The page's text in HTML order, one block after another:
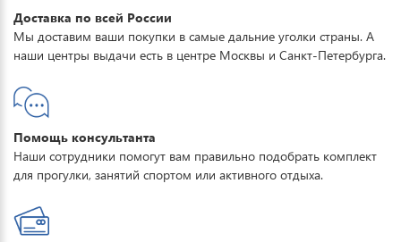
Доставка по всей России
Мы доставим ваши покупки в самые дальние уголки страны. А
наши центры выдачи есть в центре Москвы и Санкт-Петербурга.
Помощь консультанта
Наши сотрудники помогут вам правильно подобрать комплект
для прогулки, занятий спортом или активного отдыха.